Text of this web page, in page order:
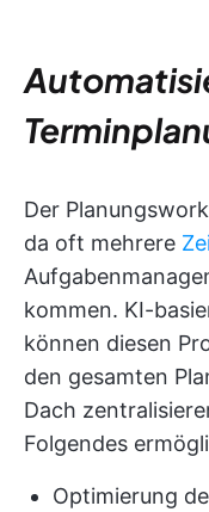
Der
da oft mehrere
kommen. KI-
können diesen
den gesamten
Dach
Folgendes
Optimierung